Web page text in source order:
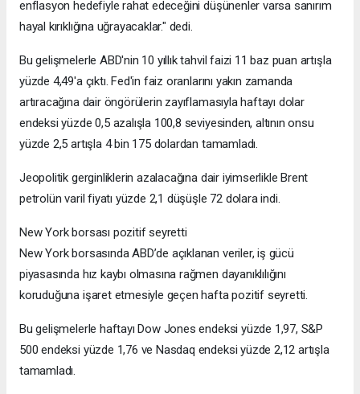
enflasyon hedefiyle rahat edeceğini düşünenler varsa sanırım
hayal kırıklığına uğrayacaklar." dedi.
Bu gelişmelerle ABD'nin 10 yıllık tahvil faizi 11 baz puan artışla
yüzde 4,49'a çıktı. Fed'in faiz oranlarını yakın zamanda
artıracağına dair öngörülerin zayıflamasıyla haftayı dolar
endeksi yüzde 0,5 azalışla 100,8 seviyesinden, altının onsu
yüzde 2,5 artışla 4 bin 175 dolardan tamamladı.
Jeopolitik gerginliklerin azalacağına dair iyimserlikle Brent
petrolün varil fiyatı yüzde 2,1 düşüşle 72 dolara indi.
New York borsası pozitif seyretti
New York borsasında ABD’de açıklanan veriler, iş gücü
piyasasında hız kaybı olmasına rağmen dayanıklılığını
koruduğuna işaret etmesiyle geçen hafta pozitif seyretti.
Bu gelişmelerle haftayı Dow Jones endeksi yüzde 1,97, S&P
500 endeksi yüzde 1,76 ve Nasdaq endeksi yüzde 2,12 artışla
tamamladı.